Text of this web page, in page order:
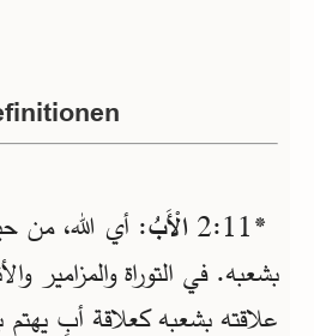
*11‏:2 الْأَبُ: أي الله، من
بشعبه. في التوراة والمزامير
علاقته بشعبه كعلاقة أبٍ يهتم